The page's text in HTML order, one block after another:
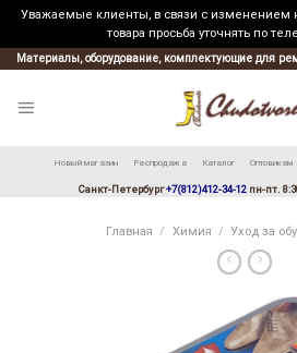
Уважаемые клиенты, в связи с изменением
товара просьба уточнять по
Skip
to
Материалы, оборудование, комплектующие для
Новый магазин Распродажа Каталог Оптовикам
Санкт-Петербург+7(812)412-34-12 пн-пт.
Главная / Химия / Уход за